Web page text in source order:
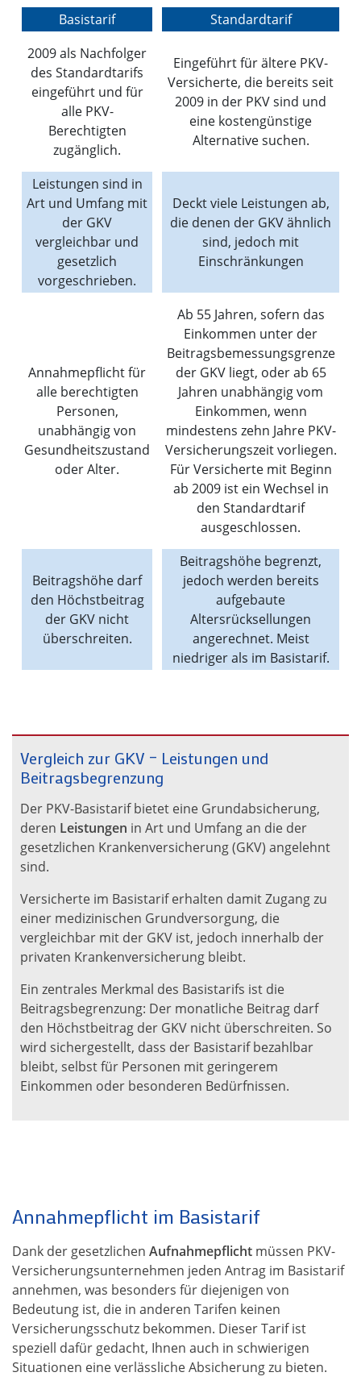
Basistarif
Standardtarif
2009 als Nachfolger
des Standardtarifs
eingeführt und für
alle PKV-
Berechtigten
zugänglich.
Eingeführt für ältere PKV-
Versicherte, die bereits seit
2009 in der PKV sind und
eine kostengünstige
Alternative suchen.
Leistungen sind in
Art und Umfang mit
der GKV
vergleichbar und
gesetzlich
vorgeschrieben.
Deckt viele Leistungen ab,
die denen der GKV ähnlich
sind, jedoch mit
Einschränkungen
Annahmepflicht für
alle berechtigten
Personen,
unabhängig von
Gesundheitszustand
oder Alter.
Ab 55 Jahren, sofern das
Einkommen unter der
Beitragsbemessungsgrenze
der GKV liegt, oder ab 65
Jahren unabhängig vom
Einkommen, wenn
mindestens zehn Jahre PKV-
Versicherungszeit vorliegen.
Für Versicherte mit Beginn
ab 2009 ist ein Wechsel in
den Standardtarif
ausgeschlossen.
Beitragshöhe darf
den Höchstbeitrag
der GKV nicht
überschreiten.
Beitragshöhe begrenzt,
jedoch werden bereits
aufgebaute
Altersrücksellungen
angerechnet. Meist
niedriger als im Basistarif.
Vergleich zur GKV – Leistungen und
Beitragsbegrenzung
Der PKV-Basistarif bietet eine Grundabsicherung,
deren Leistungen in Art und Umfang an die der
gesetzlichen Krankenversicherung (GKV) angelehnt
sind.
Versicherte im Basistarif erhalten damit Zugang zu
einer medizinischen Grundversorgung, die
vergleichbar mit der GKV ist, jedoch innerhalb der
privaten Krankenversicherung bleibt.
Ein zentrales Merkmal des Basistarifs ist die
Beitragsbegrenzung: Der monatliche Beitrag darf
den Höchstbeitrag der GKV nicht überschreiten. So
wird sichergestellt, dass der Basistarif bezahlbar
bleibt, selbst für Personen mit geringerem
Einkommen oder besonderen Bedürfnissen.
Annahmepflicht im Basistarif
Dank der gesetzlichen Aufnahmepflicht müssen PKV-
Versicherungsunternehmen jeden Antrag im Basistarif
annehmen, was besonders für diejenigen von
Bedeutung ist, die in anderen Tarifen keinen
Versicherungsschutz bekommen. Dieser Tarif ist
speziell dafür gedacht, Ihnen auch in schwierigen
Situationen eine verlässliche Absicherung zu bieten.